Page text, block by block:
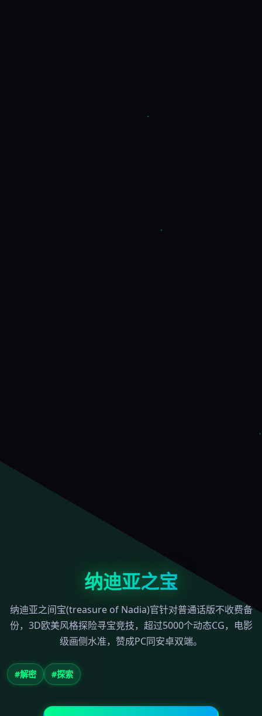
纳迪亚之宝
纳迪亚之间宝(treasure of Nadia)官针对普通话版不收费备
份，3D欧美风格探险寻宝竞技，超过5000个动态CG，电影
级画侧水准，赞成PC同安卓双端。
#解密 #探索